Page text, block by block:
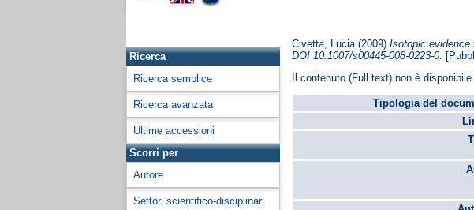
Ricerca
Ricerca semplice
Ricerca avanzata
Ultime accessioni
Scorri per
Autore
Settori scientifico-disciplinari
Civetta, Lucia (2009)Isotopic evidence
DOI 10.1007/s00445-008-0223-0.
Il contenuto (Full text) non è
Tipologia del